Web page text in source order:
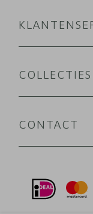
COLLECTIES
CONTACT